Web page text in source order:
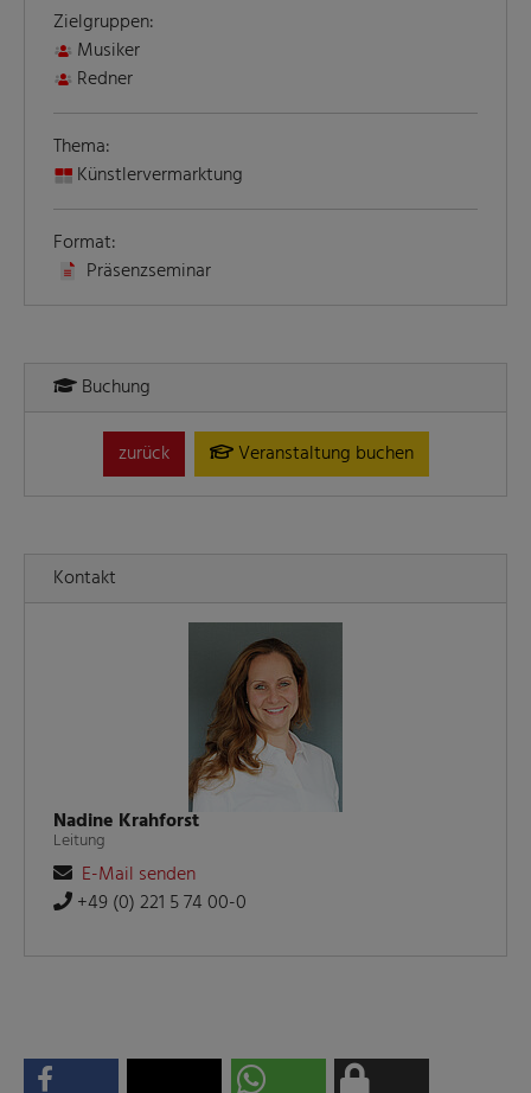
Zielgruppen:
Musiker
Redner
Thema:
Künstlervermarktung
Format:
Präsenzseminar
Buchung
zurück Veranstaltung buchen
Kontakt
Nadine Krahforst
Leitung
E-Mail senden
+49 (0) 221 5 74 00-0